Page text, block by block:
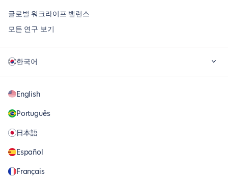
글로벌 워크라이프 밸런스
모든 연구 보기
한국어
English
Português
日本語
Español
Français